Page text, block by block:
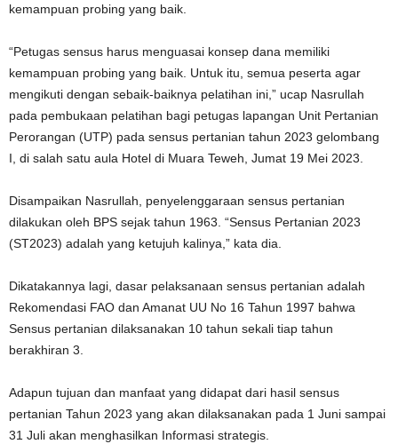
kemampuan probing yang baik.
“Petugas sensus harus menguasai konsep dana memiliki
kemampuan probing yang baik. Untuk itu, semua peserta agar
mengikuti dengan sebaik-baiknya pelatihan ini,” ucap Nasrullah
pada pembukaan pelatihan bagi petugas lapangan Unit Pertanian
Perorangan (UTP) pada sensus pertanian tahun 2023 gelombang
I, di salah satu aula Hotel di Muara Teweh, Jumat 19 Mei 2023.
Disampaikan Nasrullah, penyelenggaraan sensus pertanian
dilakukan oleh BPS sejak tahun 1963. “Sensus Pertanian 2023
(ST2023) adalah yang ketujuh kalinya,” kata dia.
Dikatakannya lagi, dasar pelaksanaan sensus pertanian adalah
Rekomendasi FAO dan Amanat UU No 16 Tahun 1997 bahwa
Sensus pertanian dilaksanakan 10 tahun sekali tiap tahun
berakhiran 3.
Adapun tujuan dan manfaat yang didapat dari hasil sensus
pertanian Tahun 2023 yang akan dilaksanakan pada 1 Juni sampai
31 Juli akan menghasilkan Informasi strategis.